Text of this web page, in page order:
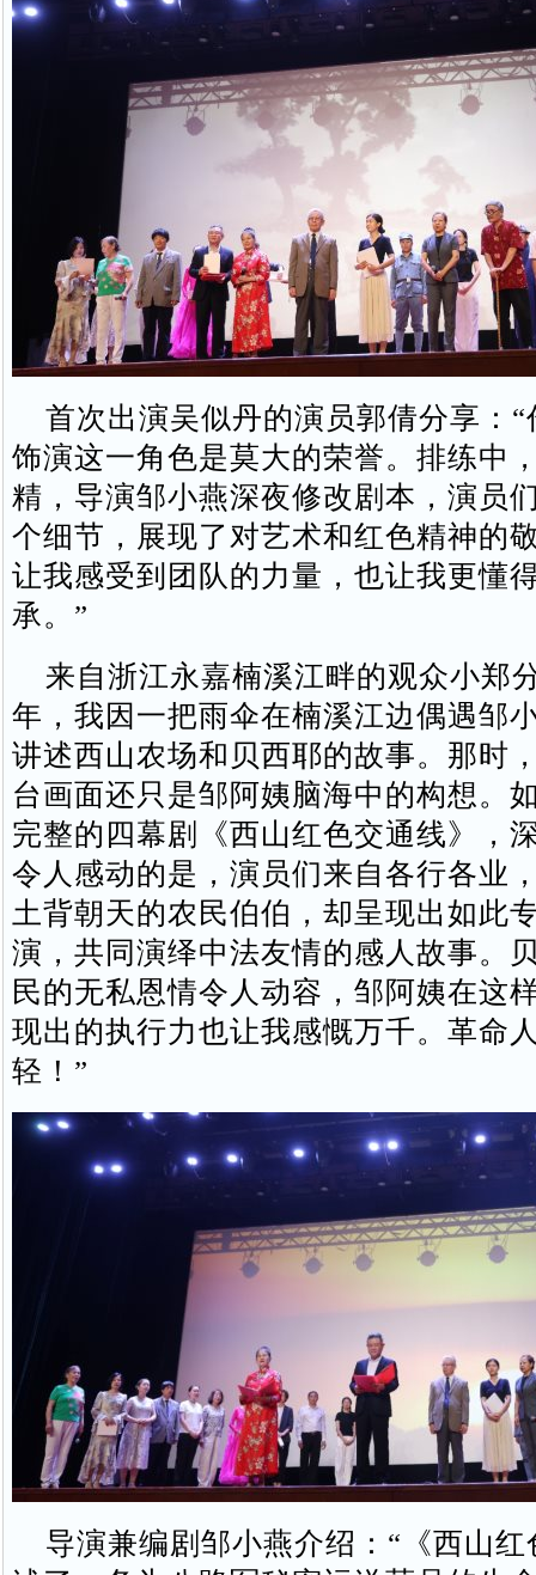
首次出演吴似丹的演员郭倩分享：“
饰演这一角色是莫大的荣誉。排练中
精，导演邹小燕深夜修改剧本，演员
个细节，展现了对艺术和红色精神的
让我感受到团队的力量，也让我更懂
承。”
来自浙江永嘉楠溪江畔的观众小郑
年，我因一把雨伞在楠溪江边偶遇邹
讲述西山农场和贝西耶的故事。那时
台画面还只是邹阿姨脑海中的构想。
完整的四幕剧《西山红色交通线》，
令人感动的是，演员们来自各行各业
土背朝天的农民伯伯，却呈现出如此
演，共同演绎中法友情的感人故事。
民的无私恩情令人动容，邹阿姨在这
现出的执行力也让我感慨万千。革命
轻！”
导演兼编剧邹小燕介绍：“《西山红